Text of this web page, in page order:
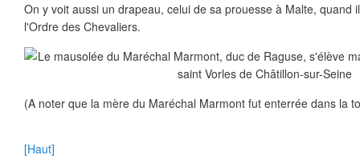
On y voit aussi un drapeau, celui de sa prouesse à Malte, quand
l'Ordre des Chevaliers.
(A noter que la mère du Maréchal Marmont fut enterrée dans la
[Haut]